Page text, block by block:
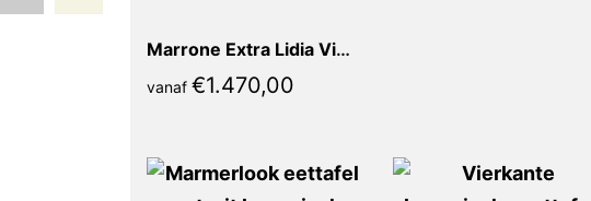
Marrone Extra Lidia Vierkant
vanaf €1.470,00